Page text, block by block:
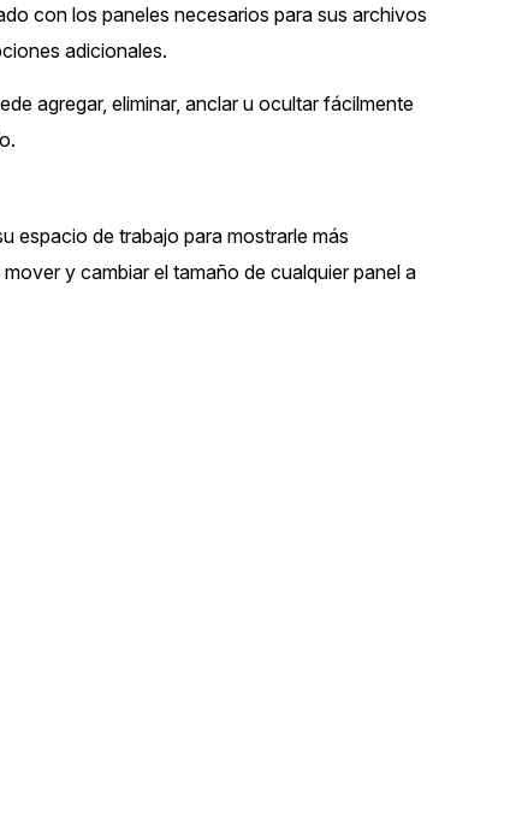
Vea cómo los clientes usan
Videoteca
con los paneles necesarios para sus archivos
adicionales.
agregar, eliminar, anclar u ocultar fácilmente
espacio de trabajo para mostrarle más
y cambiar el tamaño de cualquier panel a